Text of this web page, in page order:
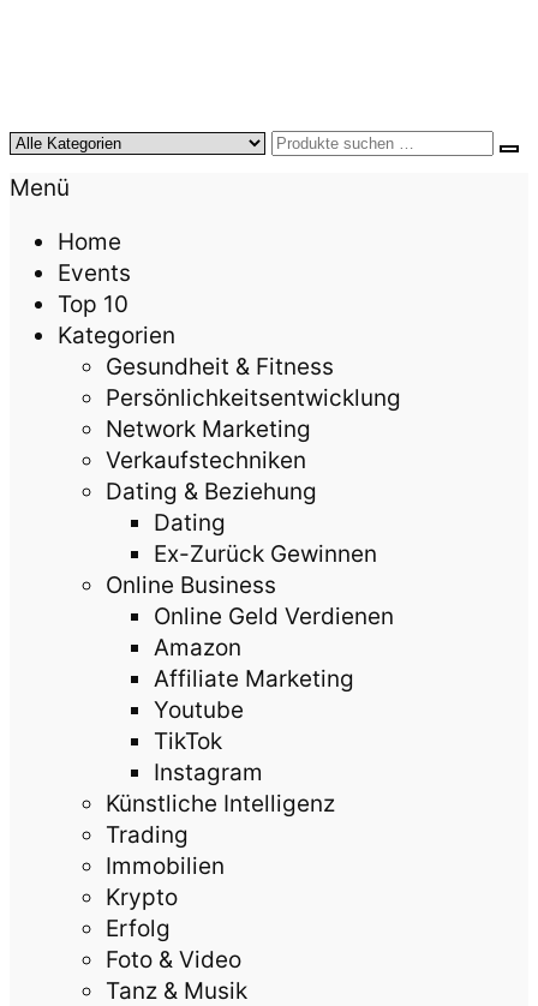
KursTipps.de
Weil Weiterbildung die beste Investition für mehr
Lebensqualität ist.
Menü
Home
Events
Top 10
Kategorien
Gesundheit & Fitness
Persönlichkeitsentwicklung
Network Marketing
Verkaufstechniken
Dating & Beziehung
Dating
Ex-Zurück Gewinnen
Online Business
Online Geld Verdienen
Amazon
Affiliate Marketing
Youtube
TikTok
Instagram
Künstliche Intelligenz
Trading
Immobilien
Krypto
Erfolg
Foto & Video
Tanz & Musik